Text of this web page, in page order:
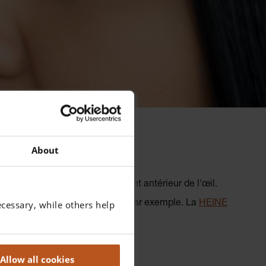
About
while others help
Allow all cookies
d'examiner le segment antérieur de l'œil.
et des personnes alitées, par exemple. La HEINE